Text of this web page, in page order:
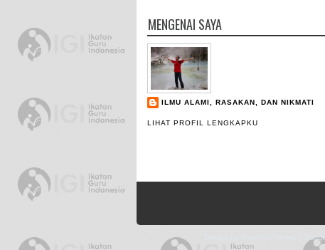
MENGENAI SAYA
ILMU ALAMI, RASAKAN, DAN NIKMATI
LIHAT PROFIL LENGKAPKU
|